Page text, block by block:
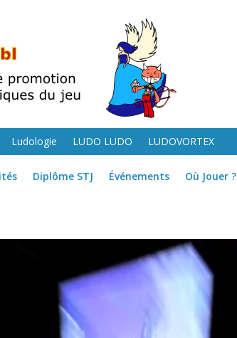
Ludologie LUDO LUDO LUDOVORTEX
Diplôme STJ Événements Où Jouer ?